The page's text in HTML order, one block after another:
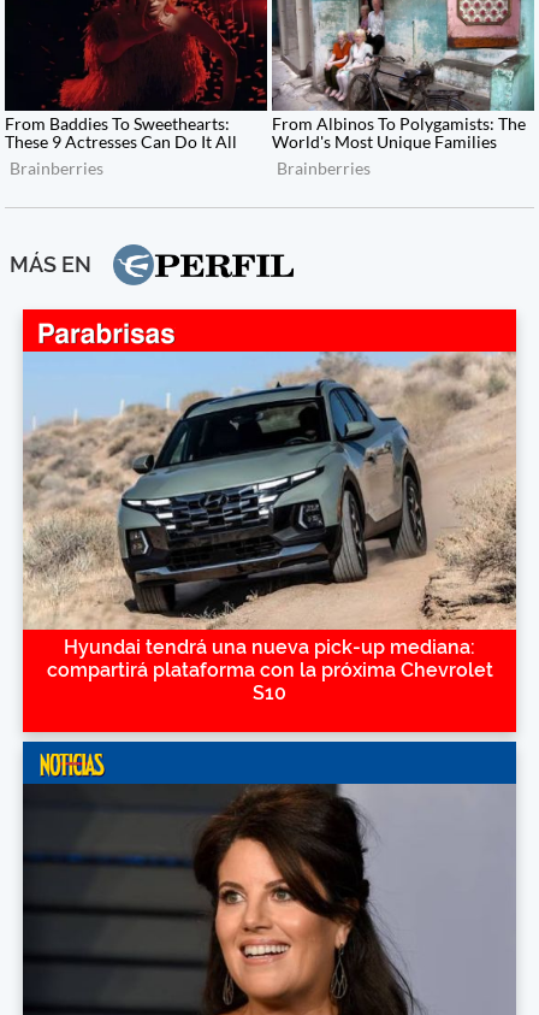
MÁS EN
Hyundai tendrá una nueva pick-up mediana:
compartirá plataforma con la próxima Chevrolet
S10